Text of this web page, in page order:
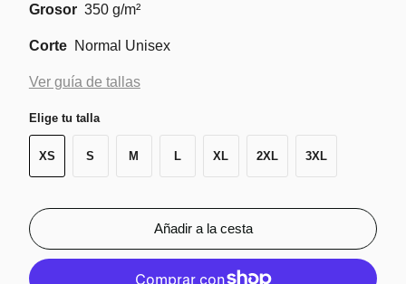
Grosor 350 g/m²
CorteNormal Unisex
Ver guía de tallas
Elige tu talla
XS S M L XL 2XL 3XL
Añadir a la cesta